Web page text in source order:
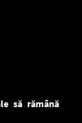
smartphone:
să rămână